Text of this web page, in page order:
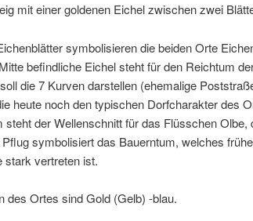
mit einer goldenen Eichel zwischen zwei
symbolisieren die beiden Orte
befindliche Eichel steht für den Reichtum
die 7 Kurven darstellen (ehemalige
heute noch den typischen Dorfcharakter des
steht der Wellenschnitt für das Flüsschen Olbe,
symbolisiert das Bauerntum, welches
stark vertreten ist.
des Ortes sind Gold (Gelb) -blau.